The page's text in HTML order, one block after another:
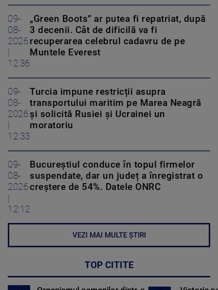
09-
08-
2026
12:36
„Green Boots” ar putea fi repatriat, după
3 decenii. Cât de dificilă va fi
recuperarea celebrul cadavru de pe
Muntele Everest
09-
08-
2026
12:33
Turcia impune restricții asupra
transportului maritim pe Marea Neagră
și solicită Rusiei și Ucrainei un
moratoriu
09-
08-
2026
12:12
Bucureștiul conduce în topul firmelor
suspendate, dar un județ a înregistrat o
creștere de 54%. Datele ONRC
VEZI MAI MULTE ȘTIRI
TOP CITITE